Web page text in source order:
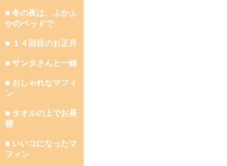
■ 冬の夜は、ふかふ
かのベッドで
■ １４回目のお正月
■ サンタさんと一緒
■ おしゃれなマフィ
ン
■ タオルの上でお昼
寝
■ いいコになったマ
フィン